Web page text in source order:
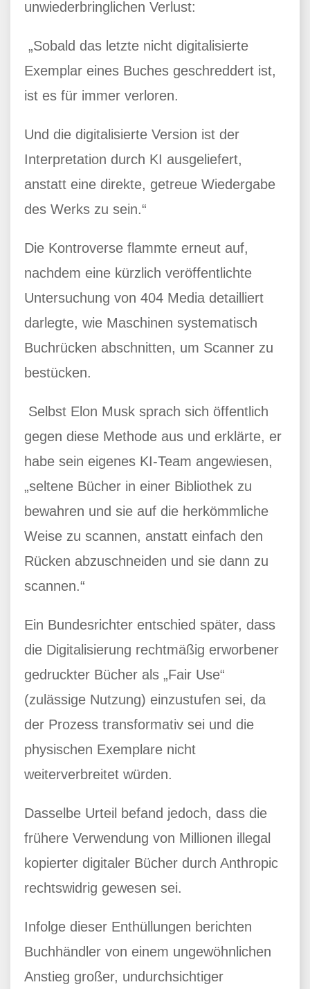
unwiederbringlichen Verlust:
„Sobald das letzte nicht digitalisierte
Exemplar eines Buches geschreddert ist,
ist es für immer verloren.
Und die digitalisierte Version ist der
Interpretation durch KI ausgeliefert,
anstatt eine direkte, getreue Wiedergabe
des Werks zu sein.“
Die Kontroverse flammte erneut auf,
nachdem eine kürzlich veröffentlichte
Untersuchung von 404 Media detailliert
darlegte, wie Maschinen systematisch
Buchrücken abschnitten, um Scanner zu
bestücken.
Selbst Elon Musk sprach sich öffentlich
gegen diese Methode aus und erklärte, er
habe sein eigenes KI-Team angewiesen,
„seltene Bücher in einer Bibliothek zu
bewahren und sie auf die herkömmliche
Weise zu scannen, anstatt einfach den
Rücken abzuschneiden und sie dann zu
scannen.“
Ein Bundesrichter entschied später, dass
die Digitalisierung rechtmäßig erworbener
gedruckter Bücher als „Fair Use“
(zulässige Nutzung) einzustufen sei, da
der Prozess transformativ sei und die
physischen Exemplare nicht
weiterverbreitet würden.
Dasselbe Urteil befand jedoch, dass die
frühere Verwendung von Millionen illegal
kopierter digitaler Bücher durch Anthropic
rechtswidrig gewesen sei.
Infolge dieser Enthüllungen berichten
Buchhändler von einem ungewöhnlichen
Anstieg großer, undurchsichtiger